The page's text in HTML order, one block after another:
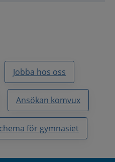
Jobba hos oss
Ansökan komvux
för gymnasiet